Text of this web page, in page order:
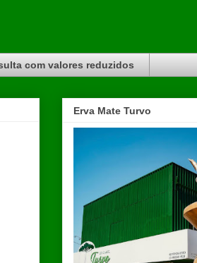
com valores reduzidos
Erva Mate Turvo